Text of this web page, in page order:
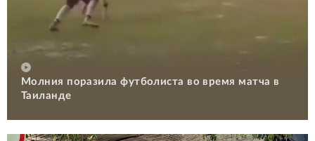
Молния поразила футболиста во время матча в
Таиланде